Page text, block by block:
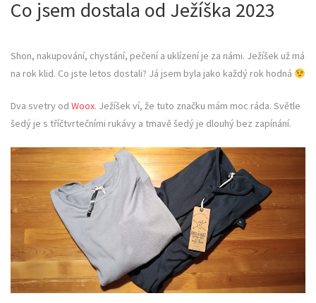
Co jsem dostala od Ježíška 2023
Shon, nakupování, chystání, pečení a uklízení je za námi. Ježíšek už má
na rok klid. Co jste letos dostali? Já jsem byla jako každý rok hodná
Dva svetry od Woox. Ježíšek ví, že tuto značku mám moc ráda. Světle
šedý je s tříčtvrtečními rukávy a tmavě šedý je dlouhý bez zapínání.